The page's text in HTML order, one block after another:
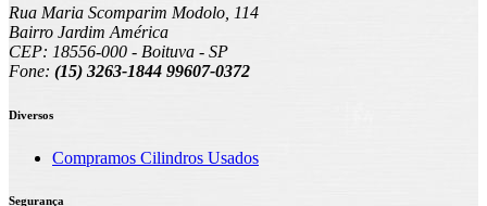
Rua Maria Scomparim Modolo, 114
Bairro Jardim América
CEP: 18556-000 - Boituva - SP
Fone: (15) 3263-1844 99607-0372
Diversos
Compramos Cilindros Usados
Segurança